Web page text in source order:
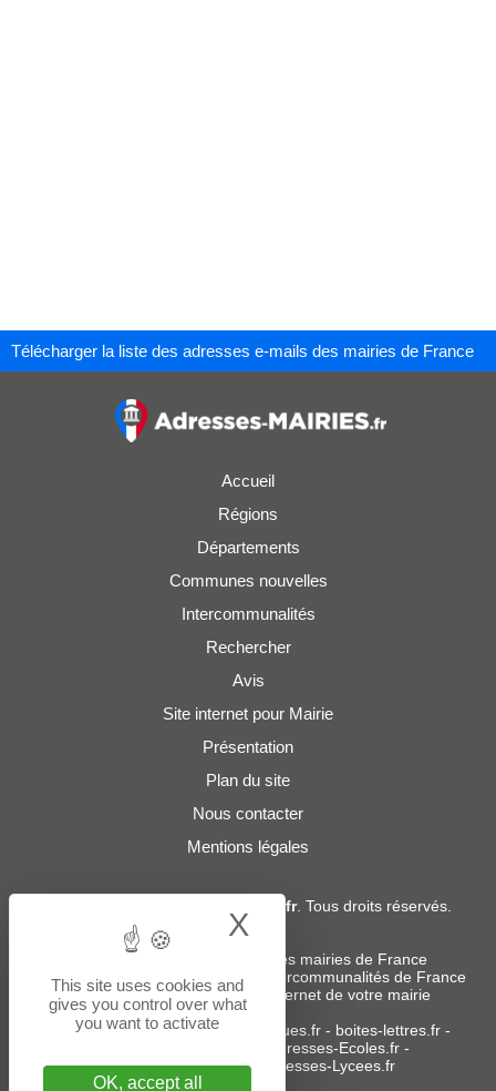
Télécharger la liste des adresses e-mails des mairies de France
Accueil
Régions
Départements
Communes nouvelles
Intercommunalités
Rechercher
Avis
Site internet pour Mairie
Présentation
Plan du site
Nous contacter
Mentions légales
Adresses-Mairies.fr. Tous droits réservés.
Services :
Liste des adresses e-mails des mairies de France
Liste des adresses e-mails des intercommunalités de France
-Création ou refonte du site internet de votre mairie
Sites partenaires:donneespubliques.fr- boites-lettres.fr-
Adresses-Ecoles.fr -
Adresses-Colleges.fr- Adresses-Lycees.fr
This site uses cookies and
gives you control over what
you want to activate
OK, accept all
X